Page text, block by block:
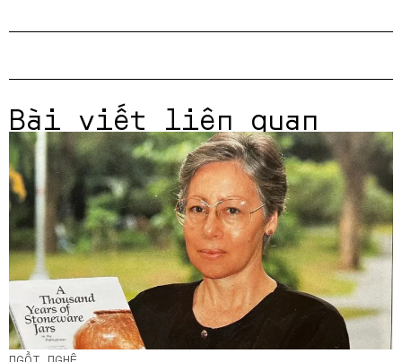
Bài viết liên quan